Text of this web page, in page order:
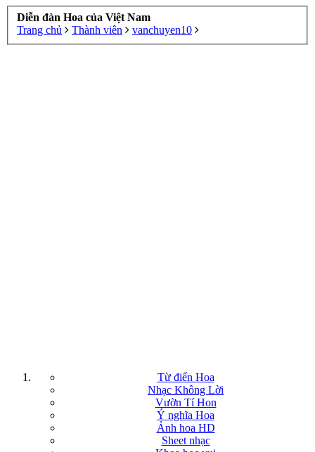
Diễn đàn Hoa của Việt Nam
Trang chủ
Thành viên vanchuyen10
Từ điển Hoa
Nhạc Không Lời
Vườn Tí Hon
Ý nghĩa Hoa
Ảnh hoa HD
Sheet nhạc